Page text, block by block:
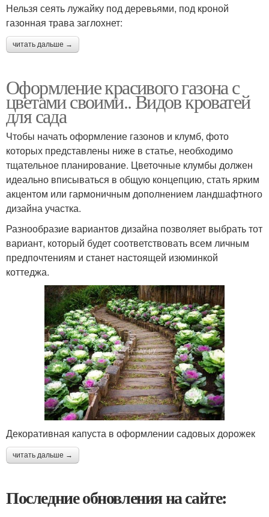
Нельзя сеять лужайку под деревьями, под кроной
газонная трава заглохнет:
читать дальше →
Оформление красивого газона с
цветами своими.. Видов кроватей
для сада
Чтобы начать оформление газонов и клумб, фото
которых представлены ниже в статье, необходимо
тщательное планирование. Цветочные клумбы должен
идеально вписываться в общую концепцию, стать ярким
акцентом или гармоничным дополнением ландшафтного
дизайна участка.
Разнообразие вариантов дизайна позволяет выбрать тот
вариант, который будет соответствовать всем личным
предпочтениям и станет настоящей изюминкой
коттеджа.
Декоративная капуста в оформлении садовых дорожек
читать дальше →
Последние обновления на сайте: